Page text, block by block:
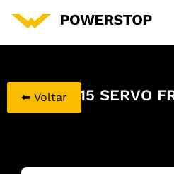
700215 SERVO
⬅ Voltar